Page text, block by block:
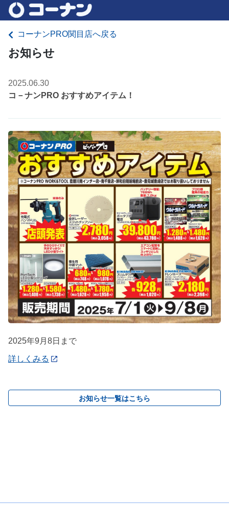
コーナンPRO関目店へ戻る
お知らせ
2025.06.30
コ－ナンPRO おすすめアイテム！
2025年9月8日まで
詳しくみる
お知らせ一覧はこちら